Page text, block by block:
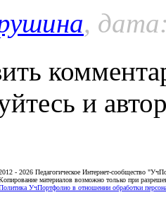
,
и
- 2026 Педагогическое Интернет-сообщество
материалов возможно только при
УчПортфолио в отношении обработки